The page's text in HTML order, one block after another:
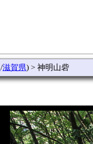
/滋賀県) > 神明山砦